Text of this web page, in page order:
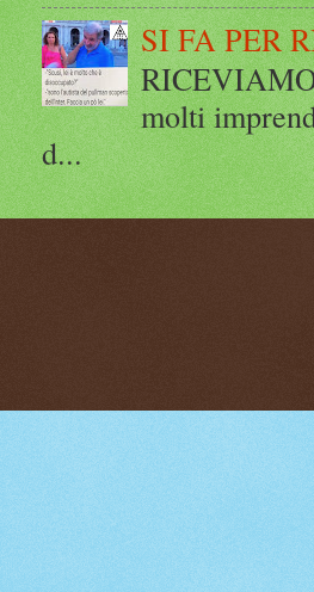
SI FA PER
molti
d...